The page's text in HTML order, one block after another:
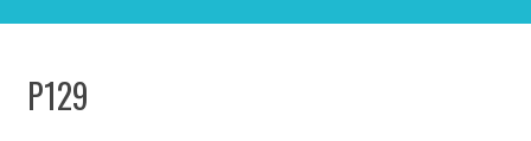
P129